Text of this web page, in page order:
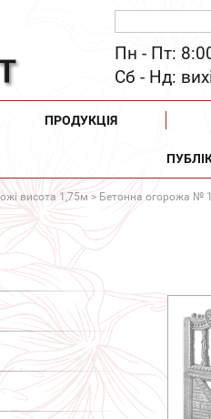
Пн - Пт:
Сб - Нд:
ПРОДУКЦІЯ
висота 1,75м > Бетонна огорожа №